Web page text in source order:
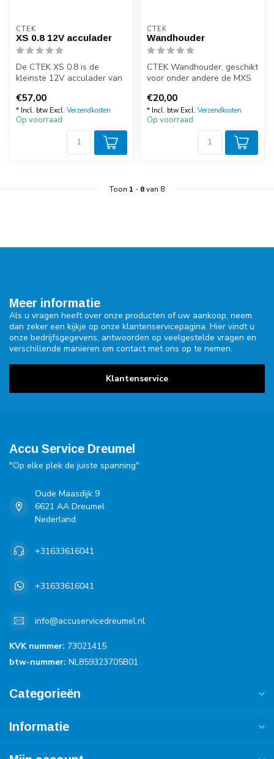
CTEK
XS 0.8 12V acculader
De CTEK XS 0.8 is de
kleinste 12V acculader van
kleinere ...
€57,00
* Incl. btw Excl. Verzendkosten
Op voorraad
CTEK
Wandhouder
CTEK Wandhouder, geschikt
voor onder andere de MXS
ac...
€20,00
* Incl. btw Excl. Verzendkosten
Op voorraad
Toon 1 - 8van 8
Meer informatie
Als u vragen heeft over onze producten of uw aankoop, neem
dan zeker een kijkje op onze klantenservicepagina. Hier vindt u
onze bedrijfsgegevens, antwoorden op veelgestelde vragen en
verschillende manieren om contact met ons op te nemen.
Klantenservice
Accu Service Dreumel
"Op elke plek de juiste spanning"
Oude Maasdijk 9
6621 AA Dreumel
Nederland
+31633616041
+31633616041
info@accuservicedreumel.nl
KVK nummer: 73021415
btw-nummer: NL859323705B01
Categorieën
Informatie